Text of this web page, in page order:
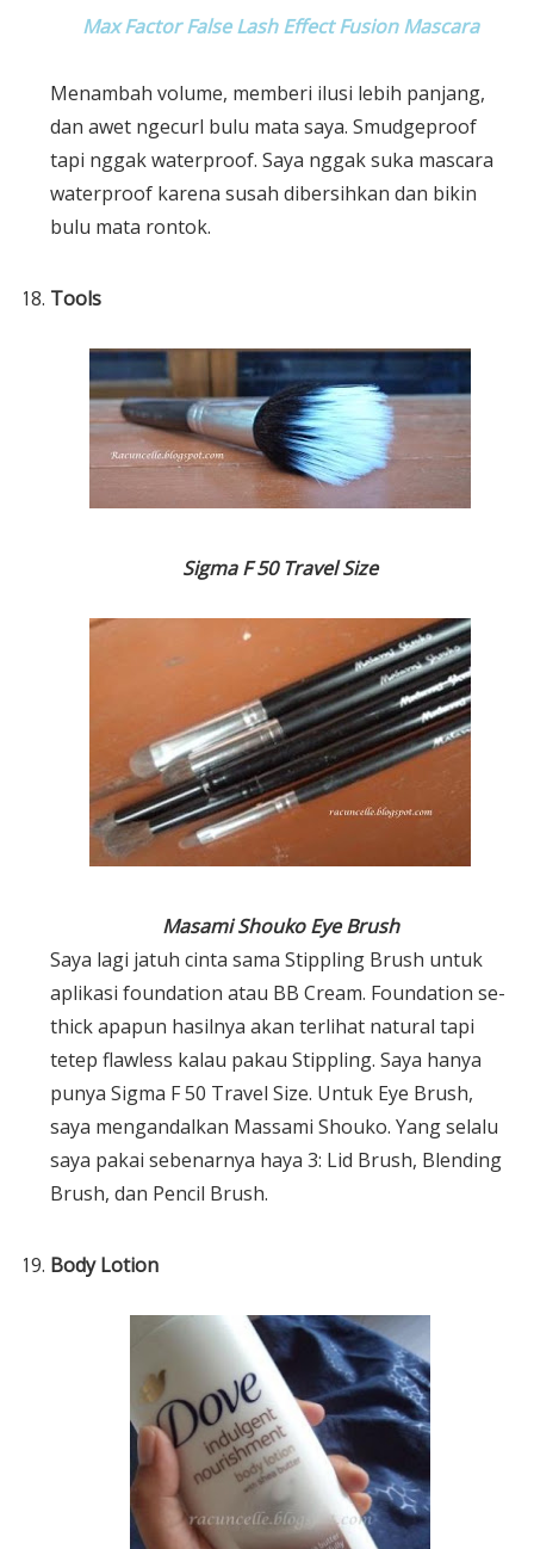
Max Factor False Lash Effect Fusion Mascara
Menambah volume, memberi ilusi lebih panjang,
dan awet ngecurl bulu mata saya. Smudgeproof
tapi nggak waterproof. Saya nggak suka mascara
waterproof karena susah dibersihkan dan bikin
bulu mata rontok.
Tools
Sigma F 50 Travel Size
Masami Shouko Eye Brush
Saya lagi jatuh cinta sama Stippling Brush untuk
aplikasi foundation atau BB Cream. Foundation se-
thick apapun hasilnya akan terlihat natural tapi
tetep flawless kalau pakau Stippling. Saya hanya
punya Sigma F 50 Travel Size. Untuk Eye Brush,
saya mengandalkan Massami Shouko. Yang selalu
saya pakai sebenarnya haya 3: Lid Brush, Blending
Brush, dan Pencil Brush.
Body Lotion